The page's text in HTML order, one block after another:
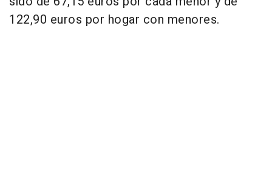
122,90 euros por hogar con menores.